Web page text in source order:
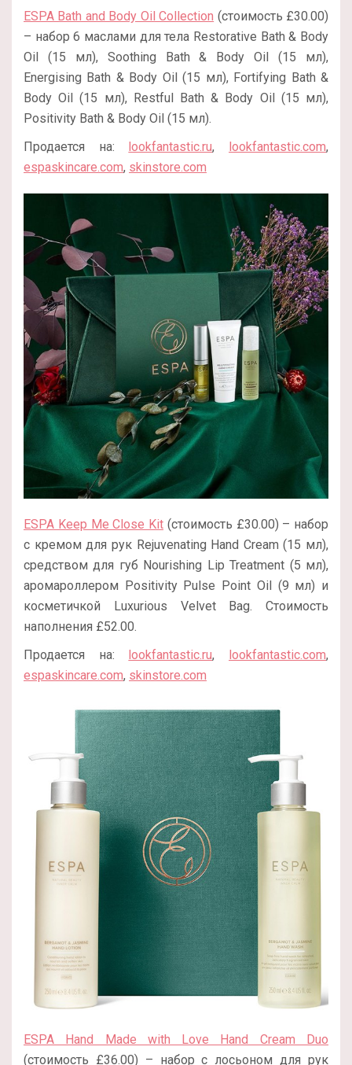
ESPA Bath and Body Oil Collection (стоимость £30.00)
– набор 6 маслами для тела Restorative Bath & Body
Oil (15 мл), Soothing Bath & Body Oil (15 мл),
Energising Bath & Body Oil (15 мл), Fortifying Bath &
Body Oil (15 мл), Restful Bath & Body Oil (15 мл),
Positivity Bath & Body Oil (15 мл).
Продается на: lookfantastic.ru, lookfantastic.com,
espaskincare.com, skinstore.com
ESPA Keep Me Close Kit (стоимость £30.00) – набор
с кремом для рук Rejuvenating Hand Cream (15 мл),
средством для губ Nourishing Lip Treatment (5 мл),
аромароллером Positivity Pulse Point Oil (9 мл) и
косметичкой Luxurious Velvet Bag. Стоимость
наполнения £52.00.
Продается на: lookfantastic.ru, lookfantastic.com,
espaskincare.com, skinstore.com
ESPA Hand Made with Love Hand Cream Duo
(стоимость £36.00) – набор с лосьоном для рук